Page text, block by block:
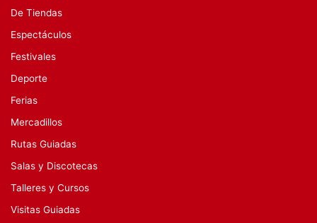
De Tiendas
Espectáculos
Festivales
Deporte
Ferias
Mercadillos
Rutas Guiadas
Salas y Discotecas
Talleres y Cursos
Visitas Guiadas